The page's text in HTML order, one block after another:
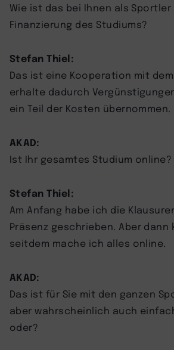
Wie ist das bei Ihnen als
Finanzierung des Studiums?
Stefan Thiel:
Das ist eine Kooperation mit dem
erhalte dadurch
ein Teil der Kosten übernommen.
AKAD:
Ist Ihr gesamtes Studium online?
Stefan Thiel:
Am Anfang habe ich die
Präsenz geschrieben. Aber dann
seitdem mache ich alles online.
AKAD:
Das ist für Sie mit den ganzen
aber wahrscheinlich auch
oder?